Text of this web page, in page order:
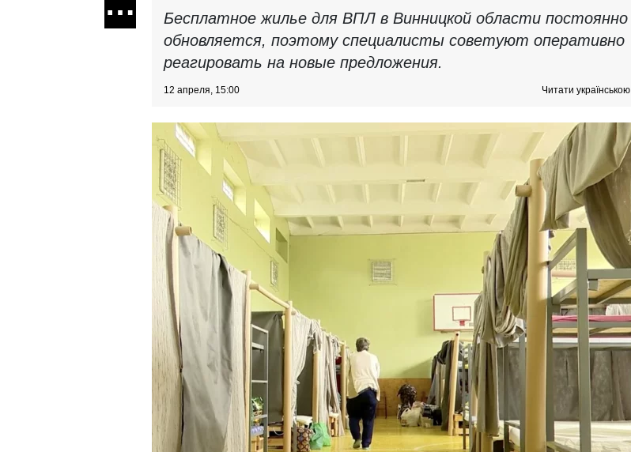
Бесплатное жилье для ВПЛ в Винницкой области постоянно
обновляется, поэтому специалисты советуют оперативно
реагировать на новые предложения.
12 апреля, 15:00 Читати українською